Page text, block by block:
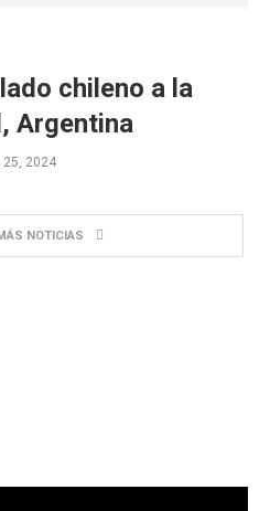
chileno a la
Argentina
2024
NOTICIAS